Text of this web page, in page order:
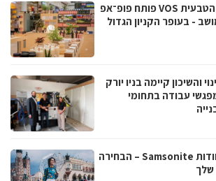
מותג הקוסמטיקה הטבעית VOS פותח פופ־אפ
- בעופר הקניון הגדול
והשיכון קיימה בניו יורק
עבודה בתחומי
מזוודות Jeep ומזוודות Samsonite – הבחירה
שלך